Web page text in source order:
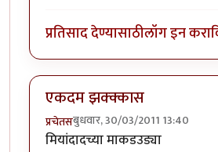
प्रतिसाद देण्यासाठीलॉग इन करा
एकदम झक्क्कास
प्रचेतसबुधवार, 30/03/2011 13:40
मियांदादच्या माकडउड्या